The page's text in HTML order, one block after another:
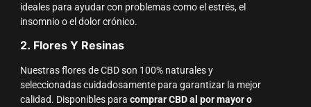
ideales para ayudar con problemas como el estrés, el
insomnio o el dolor crónico.
2. Flores Y Resinas
Nuestras flores de CBD son 100% naturales y
seleccionadas cuidadosamente para garantizar la mejor
calidad. Disponibles para comprar CBD al por mayor o